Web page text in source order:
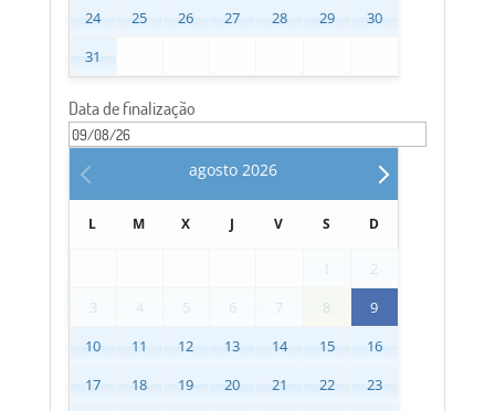
24
25 26 27 28 29
30
31
Data de finalização
agosto 2026
L M X J V S D
1
2
3
4 5 6 7 8
9
10
11 12 13 14 15
16
17
18 19 20 21 22
23